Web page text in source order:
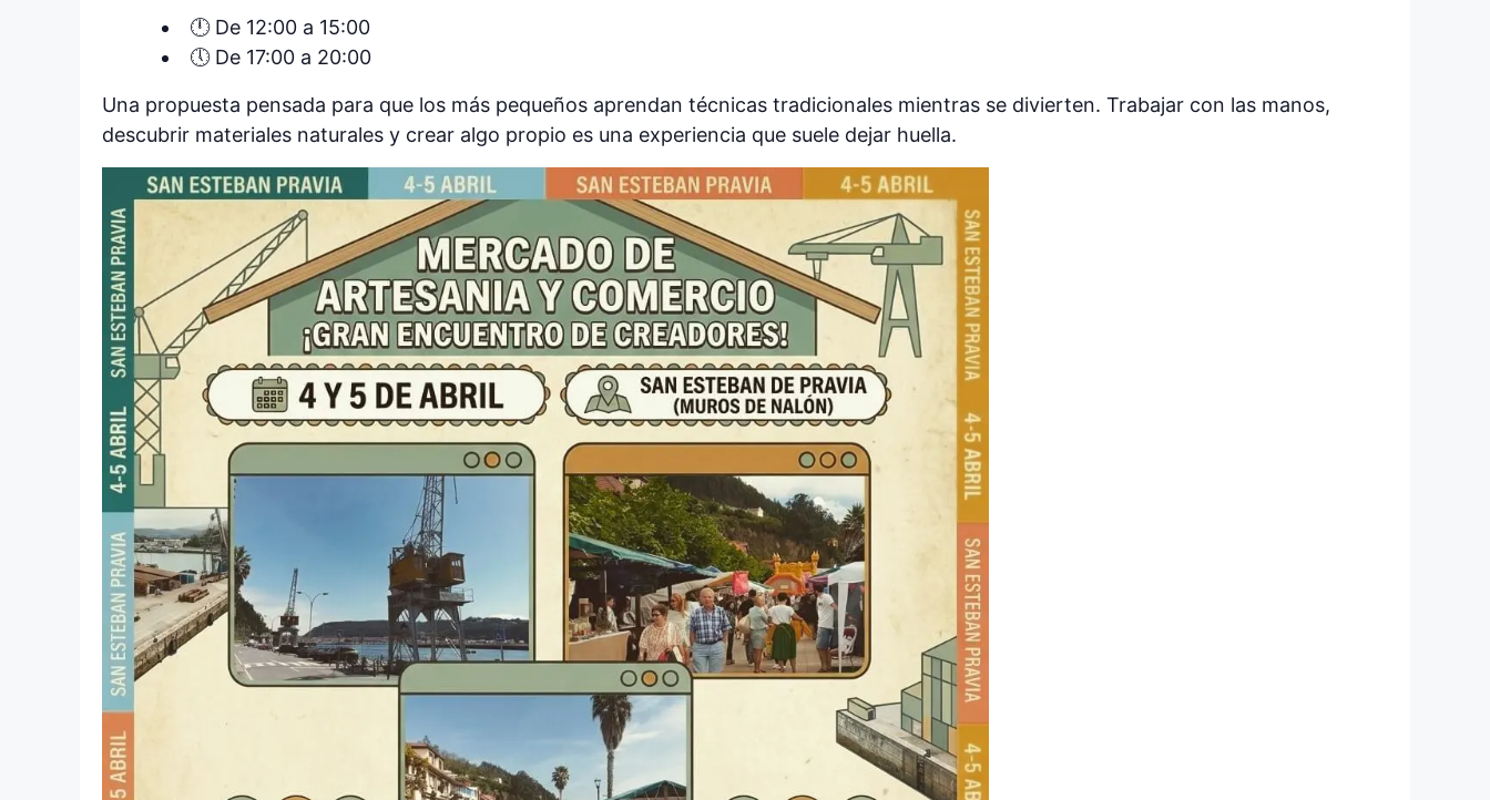
🕛 De 12:00 a 15:00
🕔 De 17:00 a 20:00
Una propuesta pensada para que los más pequeños aprendan técnicas tradicionales mientras se divierten. Trabajar con las manos,
descubrir materiales naturales y crear algo propio es una experiencia que suele dejar huella.